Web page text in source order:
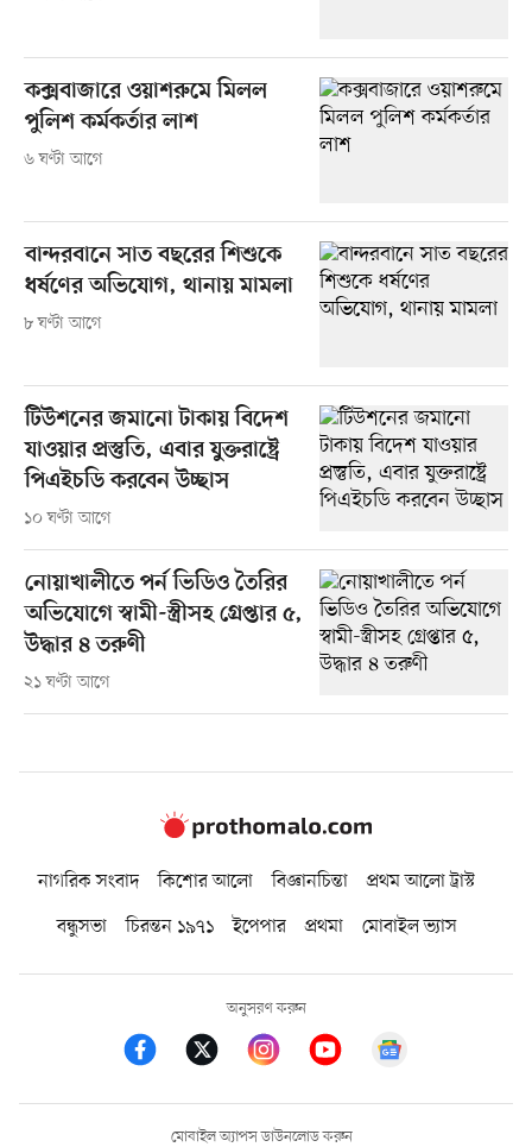
কক্সবাজারে ওয়াশরুমে মিলল
পুলিশ কর্মকর্তার লাশ
৬ ঘণ্টা আগে
বান্দরবানে সাত বছরের শিশুকে
ধর্ষণের অভিযোগ, থানায় মামলা
৮ ঘণ্টা আগে
টিউশনের জমানো টাকায় বিদেশ
যাওয়ার প্রস্তুতি, এবার যুক্তরাষ্ট্রে
পিএইচডি করবেন উচ্ছাস
১০ ঘণ্টা আগে
নোয়াখালীতে পর্ন ভিডিও তৈরির
অভিযোগে স্বামী-স্ত্রীসহ গ্রেপ্তার ৫,
উদ্ধার ৪ তরুণী
২১ ঘণ্টা আগে
নাগরিক সংবাদ কিশোর আলো বিজ্ঞানচিন্তা
প্রথম আলো ট্রাস্ট
বন্ধুসভা
চিরন্তন ১৯৭১ ইপেপার প্রথমা মোবাইল ভ্যাস
অনুসরণ করুন
মোবাইল অ্যাপস ডাউনলোড করুন